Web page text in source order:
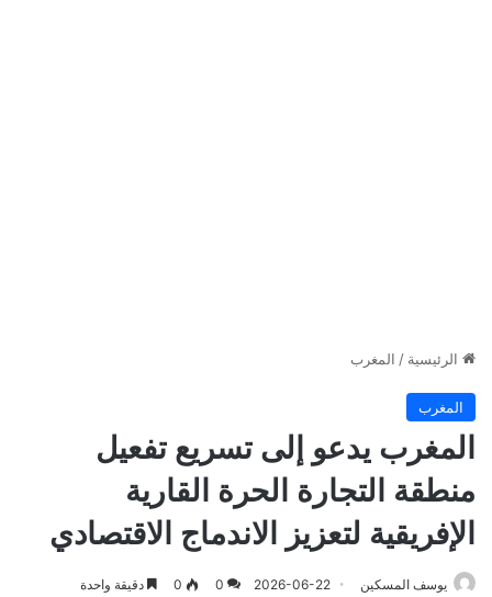
الرئيسية / المغرب
المغرب
المغرب يدعو إلى تسريع تفعيل
منطقة التجارة الحرة القارية
الإفريقية لتعزيز الاندماج الاقتصادي
يوسف المسكين 2026-06-22
0
0 دقيقة واحدة